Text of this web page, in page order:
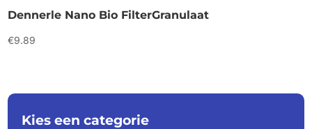
Dennerle Nano Bio FilterGranulaat
€9.89
Kies een categorie